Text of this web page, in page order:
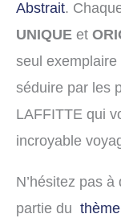
Abstrait.
UNIQUE et
seul
séduire par les
LAFFITTE qui
incroyable
N’hésitez pas
partie du